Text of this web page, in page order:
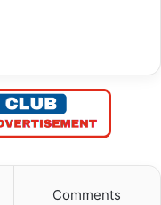
Comments